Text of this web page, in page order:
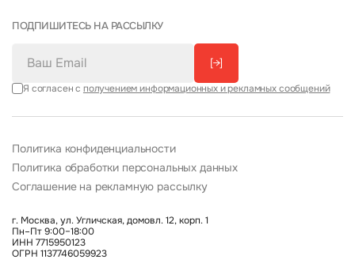
ПОДПИШИТЕСЬ НА РАССЫЛКУ
[→]
Я согласен с получением информационных и рекламных сообщений
Политика конфиденциальности
Политика обработки персональных данных
Соглашение на рекламную рассылку
г. Москва, ул. Угличская, домовл. 12, корп. 1
Пн–Пт 9:00–18:00
ИНН 7715950123
ОГРН 1137746059923